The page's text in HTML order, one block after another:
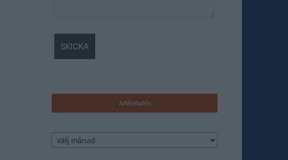
Artikelarkiv
Artikelarkiv